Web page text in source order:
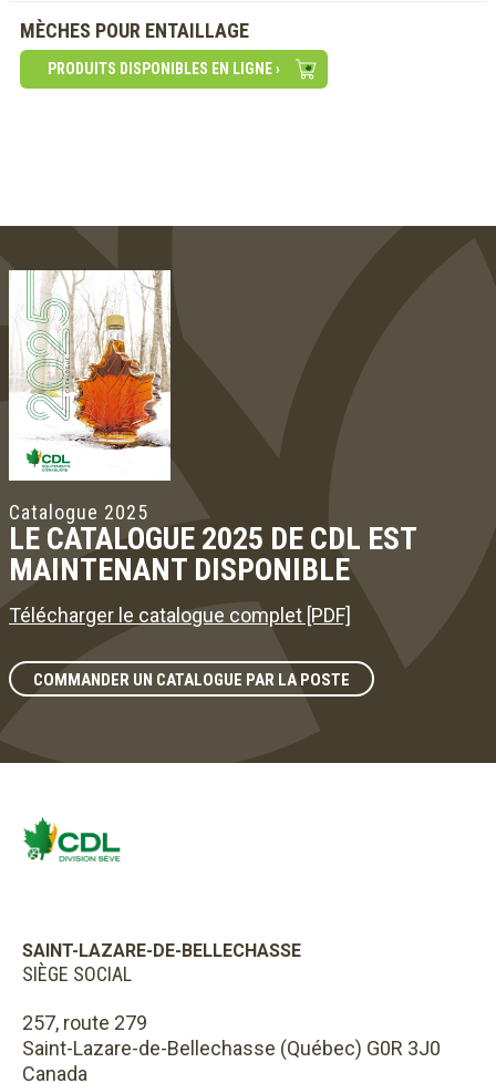
MÈCHES POUR ENTAILLAGE
PRODUITS DISPONIBLES EN LIGNE ›
Catalogue 2025
LE CATALOGUE 2025 DE CDL EST
MAINTENANT DISPONIBLE
Télécharger le catalogue complet [PDF]
COMMANDER UN CATALOGUE PAR LA POSTE
SAINT-LAZARE-DE-BELLECHASSE
SIÈGE SOCIAL
257, route 279
Saint-Lazare-de-Bellechasse (Québec) G0R 3J0
Canada